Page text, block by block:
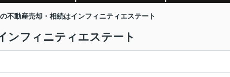
不動産売却・相続はインフィニティエステート
ンフィニティエステート